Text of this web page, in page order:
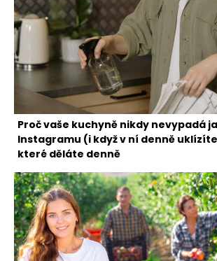
Proč vaše kuchyně nikdy nevypadá
Instagramu (i když v ní denně
které děláte denně